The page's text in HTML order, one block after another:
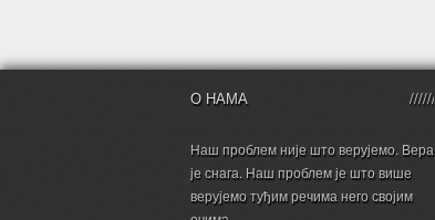
О НАМА
Наш проблем није што верујемо. Вера
је снага. Наш проблем је што више
верујемо туђим речима него својим